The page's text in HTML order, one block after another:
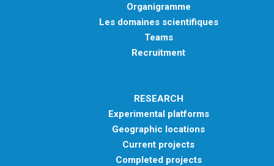
Organigramme
Les domaines scientifiques
Teams
Recruitment
RESEARCH
Experimental platforms
Geographic locations
Current projects
Completed projects